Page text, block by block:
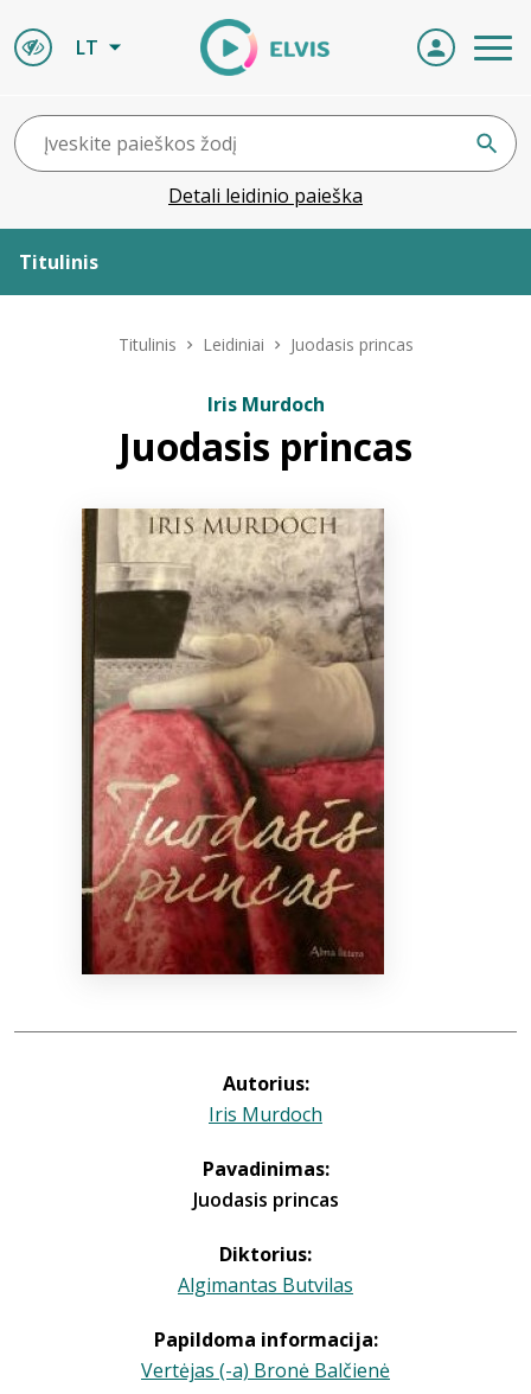
LT
Detali leidinio paieška
Titulinis
ELVIS atvyksta
Naujienos
Bibliotekoms
+370 667 80 541
info@elvislab.lt
Titulinis Leidiniai Juodasis princas
Iris Murdoch
Juodasis princas
Autorius:
Iris Murdoch
Pavadinimas:
Juodasis princas
Diktorius:
Algimantas Butvilas
Papildoma informacija:
Vertėjas (-a) Bronė Balčienė